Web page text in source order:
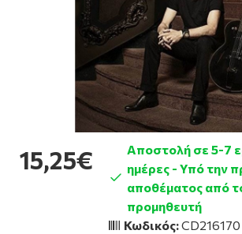
15,25€
Αποστολή σε 5-7
ημέρες - Υπό την
αποθέματος από
προμηθευτή
Κωδικός:CD216170